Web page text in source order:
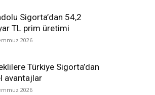
Sigorta’dan 54,2
TL prim üretimi
2026
Türkiye Sigorta’dan
avantajlar
2026